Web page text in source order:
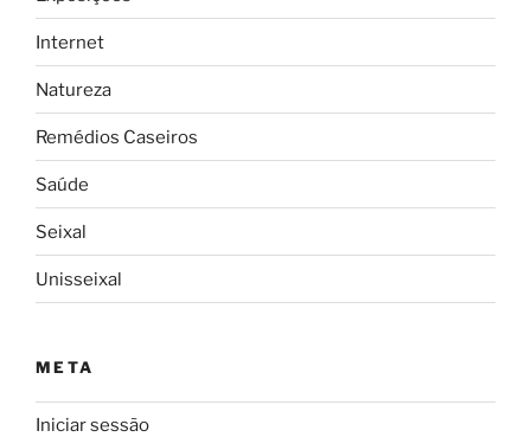
Internet
Natureza
Remédios Caseiros
Saúde
Seixal
Unisseixal
META
Iniciar sessão